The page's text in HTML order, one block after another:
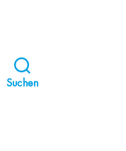
Suchen